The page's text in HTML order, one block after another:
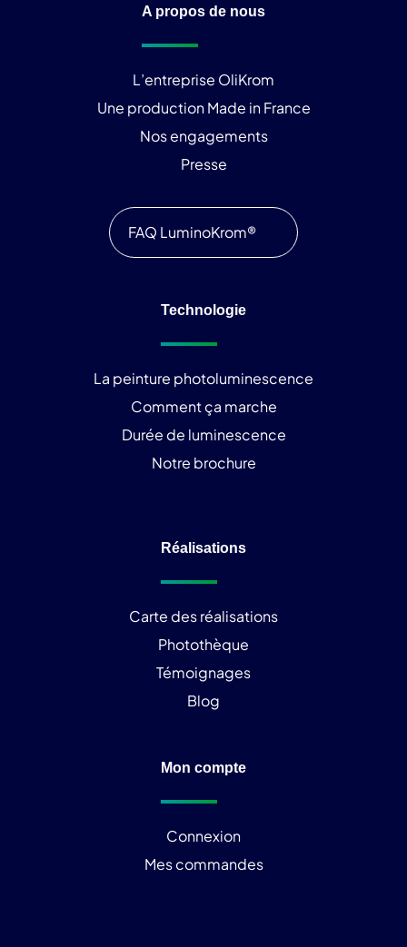
A propos de nous
L’entreprise OliKrom
Une production Made in France
Nos engagements
Presse
FAQ LuminoKrom®
Technologie
La peinture photoluminescence
Comment ça marche
Durée de luminescence
Notre brochure
Réalisations
Carte des réalisations
Photothèque
Témoignages
Blog
Mon compte
Connexion
Mes commandes